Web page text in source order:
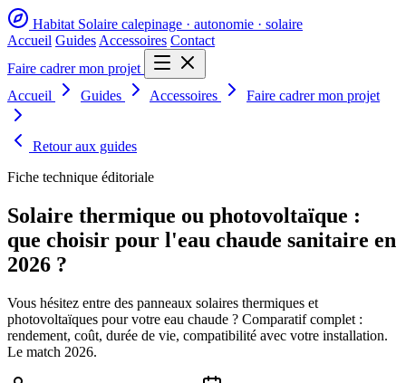
Habitat Solaire calepinage · autonomie · solaire
Accueil Guides Accessoires Contact
Faire cadrer mon projet
Accueil
Guides Accessoires Faire cadrer mon projet
Retour aux guides
Fiche technique éditoriale
Solaire thermique ou photovoltaïque :
que choisir pour l'eau chaude sanitaire en
2026 ?
Vous hésitez entre des panneaux solaires thermiques et
photovoltaïques pour votre eau chaude ? Comparatif complet :
rendement, coût, durée de vie, compatibilité avec votre installation.
Le match 2026.